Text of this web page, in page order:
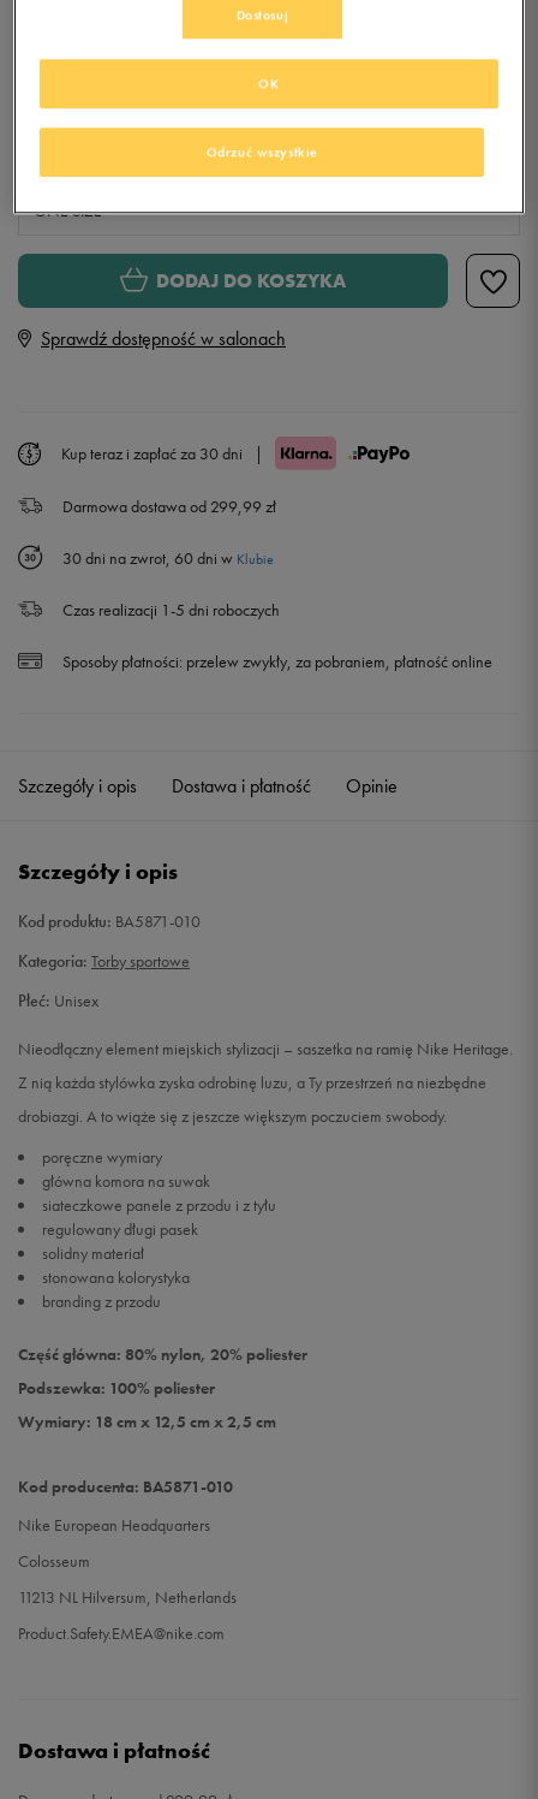
ONE SIZE
ONE SIZE DODAJ DO KOSZYKA
Sprawdź dostępność w salonach
Kup teraz i zapłać za 30 dni |
Darmowa dostawa od 299,99 zł
30 dni na zwrot, 60 dni w Klubie
Czas realizacji 1-5 dni roboczych
Sposoby płatności: przelew zwykły, za pobraniem, płatność online
Szczegóły i opis Dostawa i płatność Opinie
Szczegóły i opis
Kod produktu: BA5871-010
Kategoria: Torby sportowe
Płeć: Unisex
Nieodłączny element miejskich stylizacji – saszetka na ramię Nike Heritage.
Z nią każda stylówka zyska odrobinę luzu, a Ty przestrzeń na niezbędne
drobiazgi. A to wiąże się z jeszcze większym poczuciem swobody.
poręczne wymiary
główna komora na suwak
siateczkowe panele z przodu i z tyłu
regulowany długi pasek
solidny materiał
stonowana kolorystyka
branding z przodu
Część główna: 80% nylon, 20% poliester
Podszewka: 100% poliester
Wymiary: 18 cm x 12,5 cm x 2,5 cm
Kod producenta: BA5871-010
Nike European Headquarters
Colosseum
11213 NL Hilversum, Netherlands
Product.Safety.EMEA@nike.com
Dostawa i płatność
Dostosuj
Odrzuć wszystkie
OK